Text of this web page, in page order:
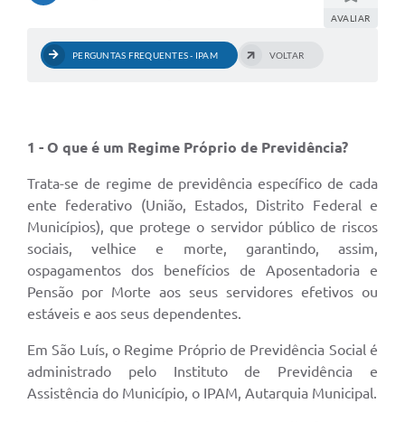
AVALIAR
PERGUNTAS FREQUENTES - IPAM VOLTAR
1 - O que é um Regime Próprio de Previdência?
Trata-se de regime de previdência específico de cada
ente federativo (União, Estados, Distrito Federal e
Municípios), que protege o servidor público de riscos
sociais, velhice e morte, garantindo, assim,
ospagamentos dos benefícios de Aposentadoria e
Pensão por Morte aos seus servidores efetivos ou
estáveis e aos seus dependentes.
Em São Luís, o Regime Próprio de Previdência Social é
administrado pelo Instituto de Previdência e
Assistência do Município, o IPAM, Autarquia Municipal.